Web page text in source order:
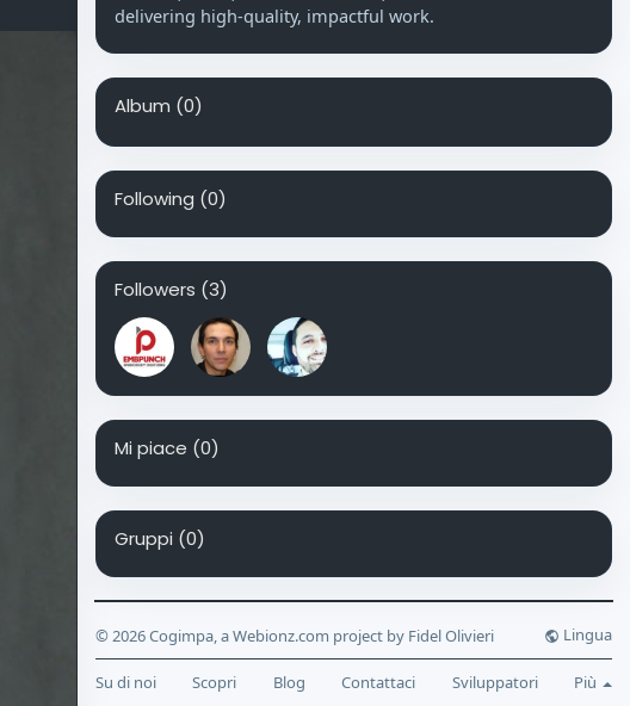
delivering high-quality, impactful work.
Album (0)
Following (0)
Followers (3)
Mi piace (0)
Gruppi (0)
© 2026 Cogimpa, a Webionz.com project by Fidel Olivieri Lingua
Su di noi Scopri Blog Contattaci Sviluppatori Più